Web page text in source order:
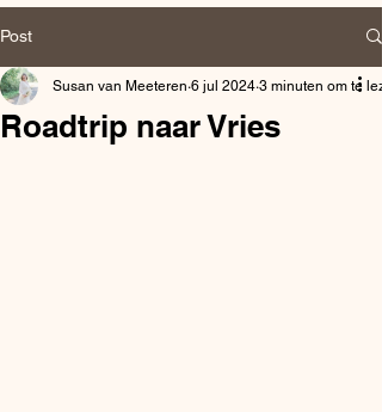
Post
Roadtrip naar Vries
Susan van Meeteren 6 jul 2024 3 minuten om te